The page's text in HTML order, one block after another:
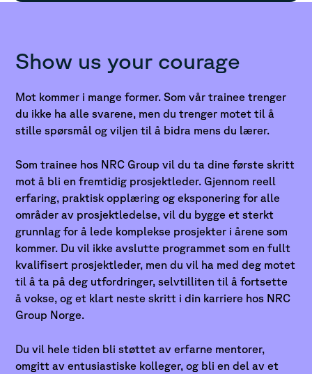
Show us your courage
Mot kommer i mange former. Som vår trainee trenger
du ikke ha alle svarene, men du trenger motet til å
stille spørsmål og viljen til å bidra mens du lærer.
Som trainee hos NRC Group vil du ta dine første skritt
mot å bli en fremtidig prosjektleder. Gjennom reell
erfaring, praktisk opplæring og eksponering for alle
områder av prosjektledelse, vil du bygge et sterkt
grunnlag for å lede komplekse prosjekter i årene som
kommer. Du vil ikke avslutte programmet som en fullt
kvalifisert prosjektleder, men du vil ha med deg motet
til å ta på deg utfordringer, selvtilliten til å fortsette
å vokse, og et klart neste skritt i din karriere hos NRC
Group Norge.
Du vil hele tiden bli støttet av erfarne mentorer,
omgitt av entusiastiske kolleger, og bli en del av et